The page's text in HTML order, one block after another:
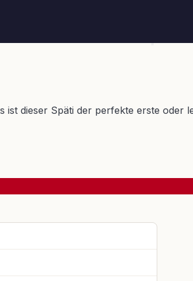
dieser Späti der perfekte erste